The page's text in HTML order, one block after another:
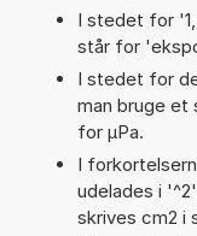
I stedet for
står for
I stedet for
man bruge et
for µPa.
I
udelades i
skrives cm2 i